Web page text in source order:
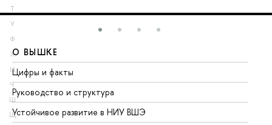
Т
У
Ф
Х
Ц
Ч
Ш
Щ
О ВЫШКЕ
Цифры и факты
Руководство и структура
Устойчивое развитие в НИУ ВШЭ